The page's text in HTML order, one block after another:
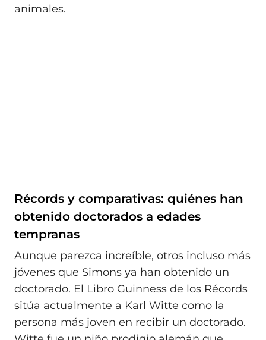
animales.
Récords y comparativas: quiénes han
obtenido doctorados a edades
tempranas
Aunque parezca increíble, otros incluso más
jóvenes que Simons ya han obtenido un
doctorado. El Libro Guinness de los Récords
sitúa actualmente a Karl Witte como la
persona más joven en recibir un doctorado.